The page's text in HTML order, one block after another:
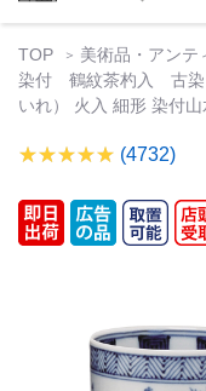
TOP 美術品・アンテ
染付 鶴紋茶杓入 古染
いれ） 火入 細形 染付
(4732)